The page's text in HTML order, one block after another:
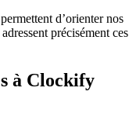
d’orienter nos
précisément ces
à Clockify